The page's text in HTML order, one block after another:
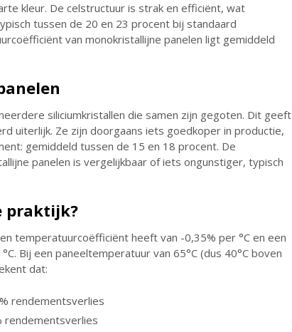
kleur. De celstructuur is strak en efficiënt, wat
tussen de 20 en 23 procent bij standaard
van monokristallijne panelen ligt gemiddeld
siliciumkristallen die samen zijn gegoten. Dit geeft
uiterlijk. Ze zijn doorgaans iets goedkoper in productie,
gemiddeld tussen de 15 en 18 procent. De
panelen is vergelijkbaar of iets ongunstiger, typisch
praktijk?
temperatuurcoëfficiënt heeft van -0,35% per °C en een
Bij een paneeltemperatuur van 65°C (dus 40°C boven
dat:
rendementsverlies
rendementsverlies